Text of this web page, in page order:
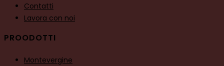
Contatti
Lavora con noi
PROODOTTI
Montevergine